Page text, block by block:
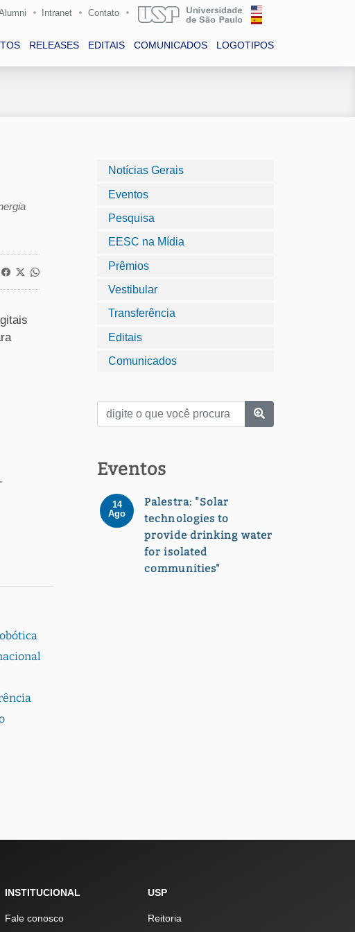
Intranet Contato
RELEASES EDITAIS COMUNICADOS LOGOTIPOS
Notícias Gerais
Eventos
Pesquisa
EESC na Mídia
Prêmios
Vestibular
Transferência
Editais
Comunicados
Eventos
14
Ago
Palestra: "Solar
technologies to
provide drinking water
for isolated
communities"
INSTITUCIONAL
Fale conosco
USP
Reitoria